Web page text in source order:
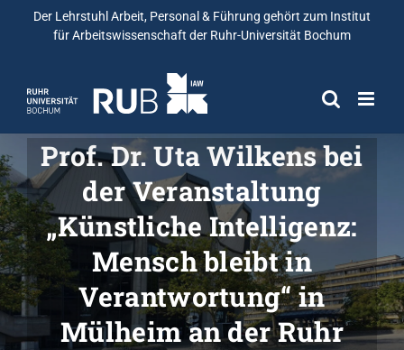
Der Lehrstuhl Arbeit, Personal & Führung gehört zum Institut
für Arbeitswissenschaft der Ruhr-Universität Bochum
Prof. Dr. Uta Wilkens bei
der Veranstaltung
„Künstliche Intelligenz:
Mensch bleibt in
Verantwortung“ in
Mülheim an der Ruhr